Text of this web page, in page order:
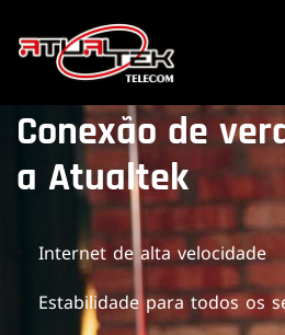
Conexão de
a Atualtek
Internet de alta velocidade
Estabilidade para todos os